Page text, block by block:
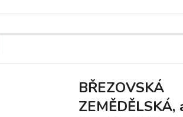
BŘEZOVSKÁ
ZEMĚDĚLSKÁ,